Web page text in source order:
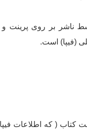
ناشر بر روی پرینت و
(فیپا) است.
کتاب ( که اطلاعات